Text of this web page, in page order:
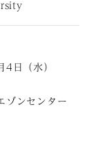
日（水）
ゾンセンター